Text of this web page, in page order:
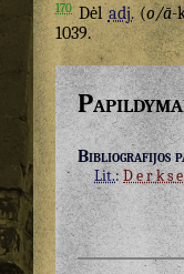
170Dėl adj.(o/ā-
1039.
Bibliografijos
Lit.: